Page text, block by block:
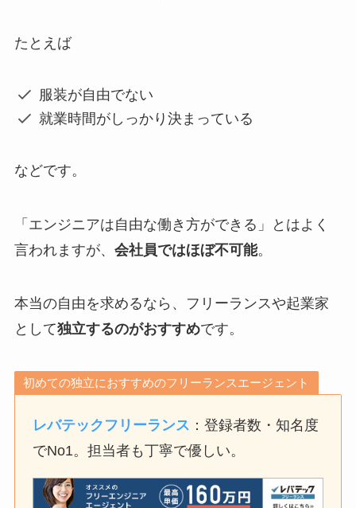
たとえば
服装が自由でない
就業時間がしっかり決まっている
などです。
「エンジニアは自由な働き方ができる」とはよく
言われますが、 会社員ではほぼ不可能。
本当の自由を求めるなら、フリーランスや起業家
として独立するのがおすすめです。
初めての独立におすすめのフリーランスエージェント
レバテックフリーランス ：登録者数・知名度
でNo1。担当者も丁寧で優しい。